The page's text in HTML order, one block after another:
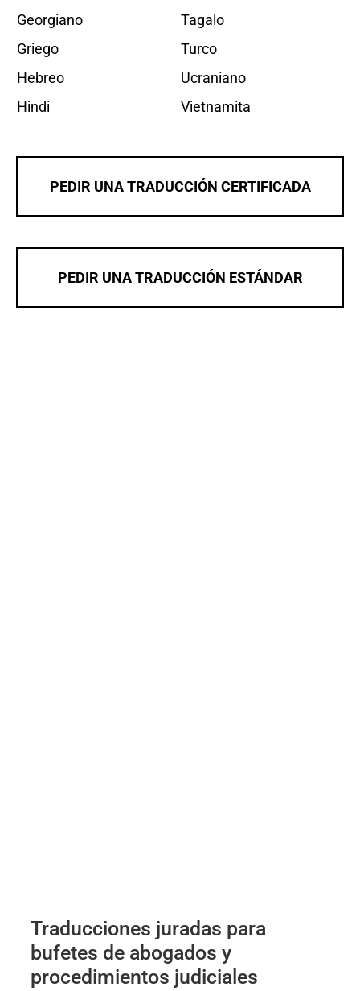
Georgiano
Griego
Hebreo
Hindi
Tagalo
Turco
Ucraniano
Vietnamita
PEDIR UNA TRADUCCIÓN CERTIFICADA
PEDIR UNA TRADUCCIÓN ESTÁNDAR
Traducciones juradas para
bufetes de abogados y
procedimientos judiciales